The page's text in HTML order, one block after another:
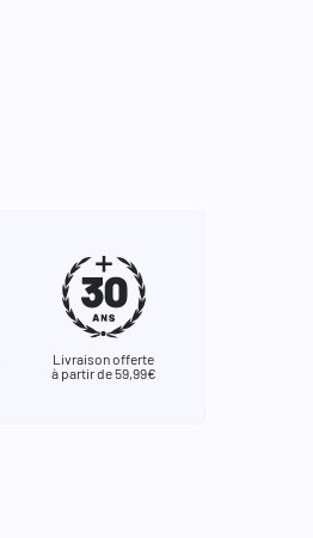
Livraison offerte
à partir de 59,99€